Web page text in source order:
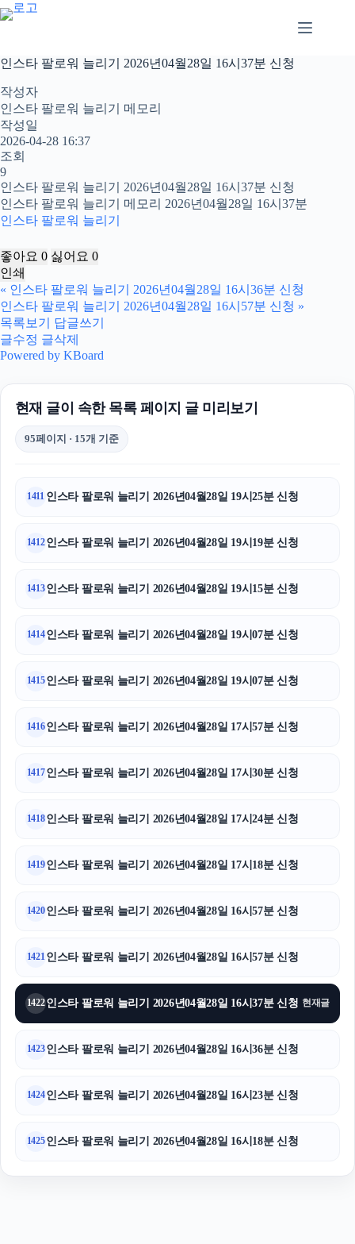
본
문
로
건
너
뛰
기
인스타 팔로워 늘리기 2026년04월28일 16시37분 신청
작성자
인스타 팔로워 늘리기 메모리
작성일
2026-04-28 16:37
조회
9
인스타 팔로워 늘리기 2026년04월28일 16시37분 신청
인스타 팔로워 늘리기 메모리 2026년04월28일 16시37분
인스타 팔로워 늘리기
좋아요 0 싫어요 0
인쇄
« 인스타 팔로워 늘리기 2026년04월28일 16시36분 신청
인스타 팔로워 늘리기 2026년04월28일 16시57분 신청 »
목록보기
답글쓰기
글수정 글삭제
Powered by KBoard
현재 글이 속한 목록 페이지 글 미리보기
95페이지 · 15개 기준
1411 인스타 팔로워 늘리기 2026년04월28일 19시25분 신청
1412인스타 팔로워 늘리기 2026년04월28일 19시19분 신청
1413인스타 팔로워 늘리기 2026년04월28일 19시15분 신청
1414인스타 팔로워 늘리기 2026년04월28일 19시07분 신청
1415인스타 팔로워 늘리기 2026년04월28일 19시07분 신청
1416인스타 팔로워 늘리기 2026년04월28일 17시57분 신청
1417인스타 팔로워 늘리기 2026년04월28일 17시30분 신청
1418인스타 팔로워 늘리기 2026년04월28일 17시24분 신청
1419인스타 팔로워 늘리기 2026년04월28일 17시18분 신청
1420인스타 팔로워 늘리기 2026년04월28일 16시57분 신청
1421인스타 팔로워 늘리기 2026년04월28일 16시57분 신청
1422인스타 팔로워 늘리기 2026년04월28일 16시37분 신청 현재글
1423인스타 팔로워 늘리기 2026년04월28일 16시36분 신청
1424인스타 팔로워 늘리기 2026년04월28일 16시23분 신청
1425인스타 팔로워 늘리기 2026년04월28일 16시18분 신청